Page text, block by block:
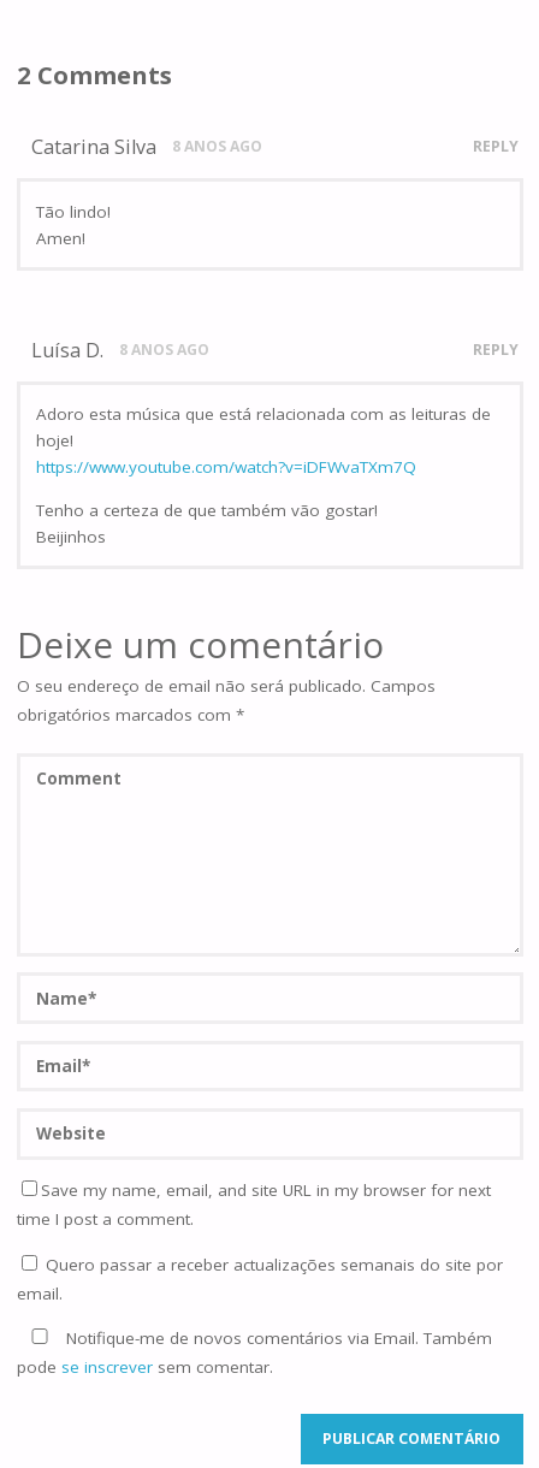
2 Comments
Catarina Silva 8 ANOS AGO REPLY
Tão lindo!
Amen!
Luísa D. 8 ANOS AGO REPLY
Adoro esta música que está relacionada com as leituras de
hoje!
https://www.youtube.com/watch?v=iDFWvaTXm7Q
Tenho a certeza de que também vão gostar!
Beijinhos
Deixe um comentário
O seu endereço de email não será publicado. Campos
obrigatórios marcados com *
Save my name, email, and site URL in my browser for next
time I post a comment.
Quero passar a receber actualizações semanais do site por
email.
Notifique-me de novos comentários via Email. Também
pode se inscreversem comentar.